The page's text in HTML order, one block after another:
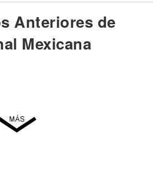
Anteriores de
Mexicana